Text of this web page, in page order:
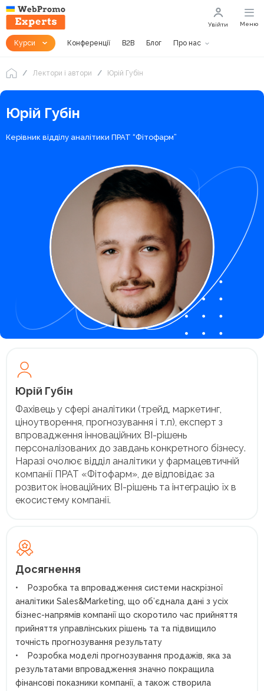
Курси Конференції B2B Блог Про нас
Увійти Меню
Лектори і автори Юрій Губін
Юрій Губін
Керівник відділу аналітики ПРАТ “Фітофарм”
Юрій Губін
Фахівець у сфері аналітики (трейд, маркетинг,
ціноутворення, прогнозування і т.п), експерт з
впровадження інноваційних BI-рішень
персоналізованих до завдань конкретного бізнесу.
Наразі очолює відділ аналітики у фармацевтичній
компанії ПРАТ «Фітофарм», де відповідає за
розвиток іноваційних BI-рішень та інтеграцію їх в
екосистему компанії.
Досягнення
• Розробка та впровадження системи наскрізної
аналітики Sales&Marketing, що об’єднала дані з усіх
бізнес-напрямів компанії що скоротило час прийняття
прийняття управлінських рішень та та підвищило
точність прогнозування результату
• Розробка моделі прогнозування продажів, яка за
результатами впровадження значно покращила
фінансові показники компанії, а також створила